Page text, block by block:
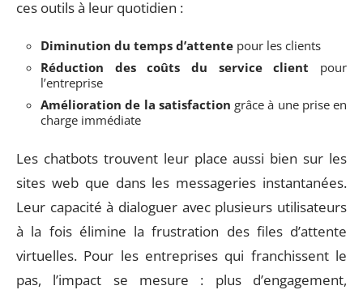
ces outils à leur quotidien :
Diminution du temps d’attente pour les clients
Réduction des coûts du service client pour
l’entreprise
Amélioration de la satisfaction grâce à une prise en
charge immédiate
Les chatbots trouvent leur place aussi bien sur les
sites web que dans les messageries instantanées.
Leur capacité à dialoguer avec plusieurs utilisateurs
à la fois élimine la frustration des files d’attente
virtuelles. Pour les entreprises qui franchissent le
pas, l’impact se mesure : plus d’engagement,